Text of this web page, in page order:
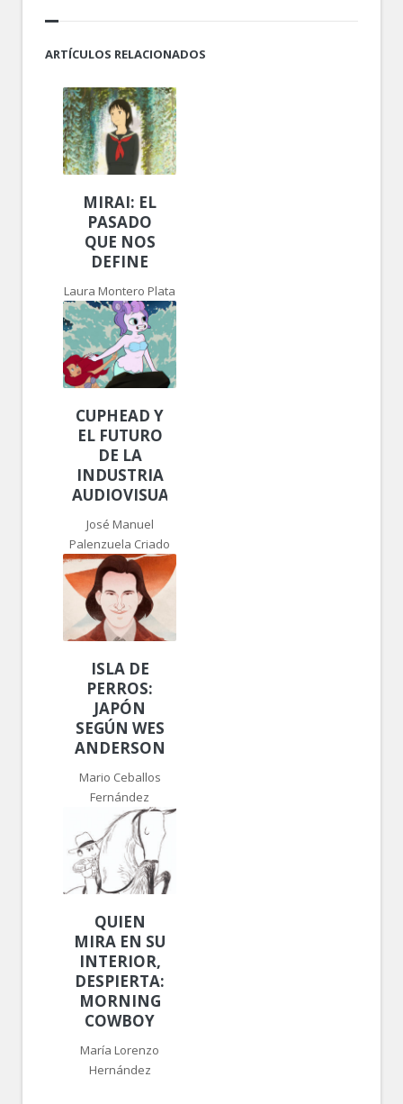
ARTÍCULOS RELACIONADOS
MIRAI: EL
PASADO
QUE NOS
DEFINE
Laura Montero Plata
CUPHEAD Y
EL FUTURO
DE LA
INDUSTRIA
AUDIOVISUAL
José Manuel
Palenzuela Criado
ISLA DE
PERROS:
JAPÓN
SEGÚN WES
ANDERSON
Mario Ceballos
Fernández
QUIEN
MIRA EN SU
INTERIOR,
DESPIERTA:
MORNING
COWBOY
María Lorenzo
Hernández